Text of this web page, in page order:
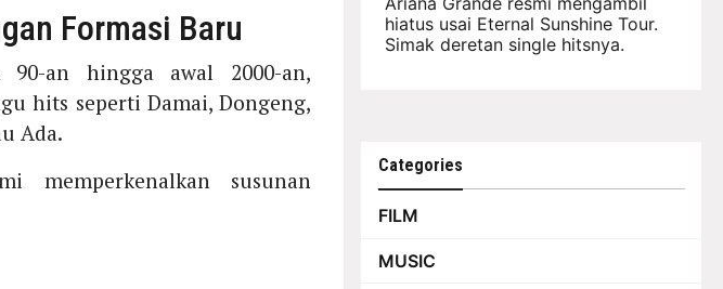
Formasi Baru
an hingga awal 2000-an,
hits seperti Damai, Dongeng,
Ada.
memperkenalkan susunan
hiatus usai Eternal Sunshine Tour.
Simak deretan single hitsnya.
Categories
FILM
MUSIC